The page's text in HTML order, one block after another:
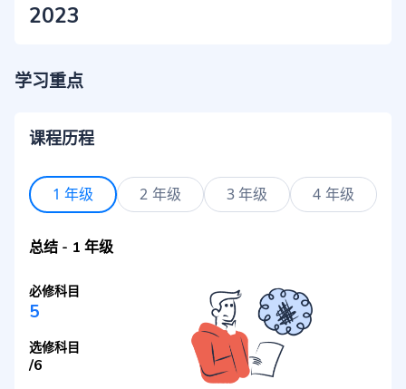
2023
学习重点
课程历程
1 年级 2 年级 3 年级 4 年级
总结 - 1 年级
必修科目
5
选修科目
/6